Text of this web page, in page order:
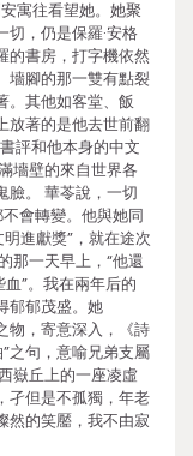
寓往看望她。她聚
，仍是保羅·安格
的書房，打字機依然
墻腳的那一雙有點裂
。其他如客堂、飯
放著的是他去世前翻
評和他本身的中文
墻壁的來自世界各
臉。 華苓說，一切
會轉變。他與她同
進獻獎”，就在途次
那一天早上，“他還
”。我在兩年后的
郁郁茂盛。她
物，寄意深入，《詩
之句，意喻兄弟支屬
嶽丘上的一座凌虛
孑但是不孤獨，年老
然的笑靨，我不由寂